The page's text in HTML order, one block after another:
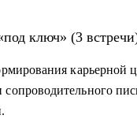
ключ» (3
карьерной